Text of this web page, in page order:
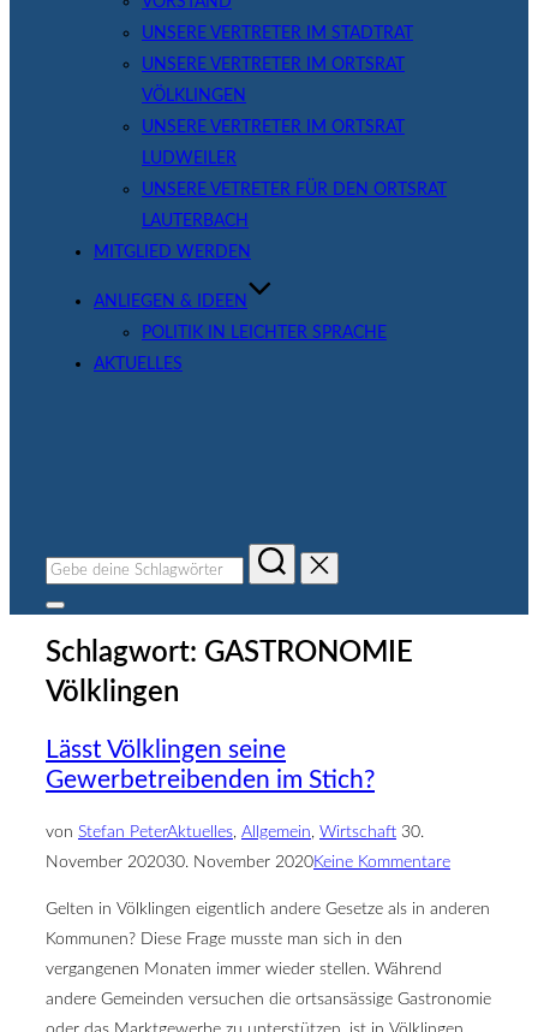
UNSERE VERTRETER IM STADTRAT
UNSERE VERTRETER IM ORTSRAT
VÖLKLINGEN
UNSERE VERTRETER IM ORTSRAT
LUDWEILER
UNSERE VETRETER FÜR DEN ORTSRAT
LAUTERBACH
MITGLIED WERDEN
ANLIEGEN & IDEEN
POLITIK IN LEICHTER SPRACHE
AKTUELLES
Suchen
nach:
Seitenleiste
Navigation
umschalten
Schlagwort: GASTRONOMIE
Völklingen
Lässt Völklingen seine
Gewerbetreibenden im Stich?
von Stefan PeterAktuelles, Allgemein, WirtschaftVeröffentlicht
am
30.
November 202030. November 2020Keine Kommentare
Gelten in Völklingen eigentlich andere Gesetze als in anderen
Kommunen? Diese Frage musste man sich in den
vergangenen Monaten immer wieder stellen. Während
andere Gemeinden versuchen die ortsansässige Gastronomie